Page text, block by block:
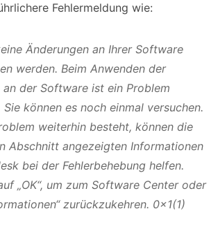
Fehlermeldung wie:
Änderungen an Ihrer Software
werden. Beim Anwenden der
an der Software ist ein Problem
können es noch einmal versuchen.
weiterhin besteht, können die
Abschnitt angezeigten Informationen
bei der Fehlerbehebung helfen.
„OK“, um zum Software Center oder
zurückzukehren. 0x1(1)